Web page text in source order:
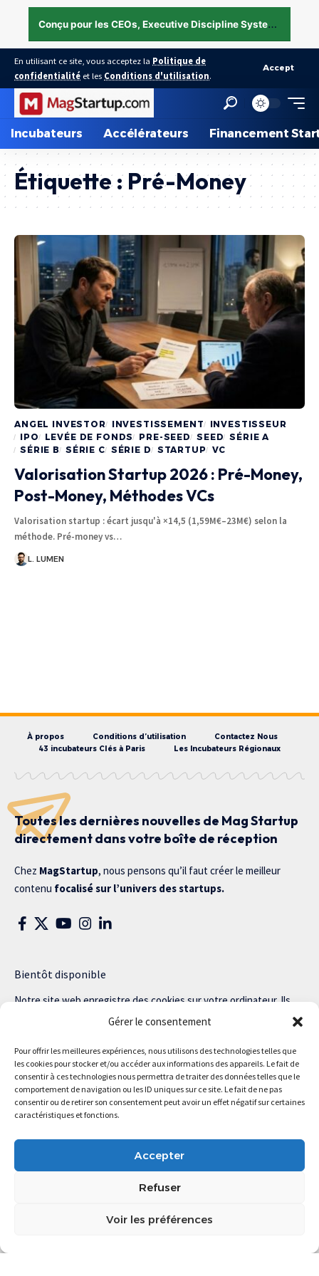
Gérer le consentement
Pour offrir les meilleures expériences, nous utilisons des technologies telles que
les cookies pour stocker et/ou accéder aux informations des appareils. Le fait de
consentir à ces technologies nous permettra de traiter des données telles que le
comportement de navigation ou les ID uniques sur ce site. Le fait de ne pas
consentir ou de retirer son consentement peut avoir un effet négatif sur certaines
caractéristiques et fonctions.
Accepter
Refuser
Voir les préférences
C
onçu pour les CEOs, Executive Discipline System — structurer l’exécution sous pression →
En utilisant ce site, vous acceptez la Politique de
confidentialité et les Conditions d'utilisation.
Accept
Incubateurs Accélérateurs Financement
Étiquette : Pré-Money
ANGEL INVESTOR INVESTISSEMENT
INVESTISSEUR
IPO
LEVÉE DE FONDS PRE-SEED SEED SÉRIE A
SÉRIE B SÉRIE C SÉRIE D STARTUP VC
Valorisation Startup 2026 : Pré-Money,
Post-Money, Méthodes VCs
Valorisation startup : écart jusqu'à ×14,5 (1,59M€–23M€) selon la
méthode. Pré-money vs…
L. LUMEN
À propos Conditions d’utilisation
Contactez Nous
43 incubateurs Clés à Paris
Les Incubateurs Régionaux
Toutes les dernières nouvelles de Mag Startup
directement dans votre boîte de réception
Chez MagStartup, nous pensons qu’il faut créer le meilleur
contenu focalisé sur l’univers des startups.
Bientôt disponible
Notre site web enregistre des cookies sur votre ordinateur. Ils
nous permettent de nous souvenir de vous et de personnaliser
Lisez notre politique de confidentialité pour plus d’informations.